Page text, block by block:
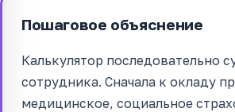
Пошаговое объяснение
Калькулятор последовательно
сотрудника. Сначала к окладу
медицинское, социальное